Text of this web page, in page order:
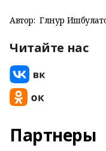
Автор: Гөлнур
Читайте нас
Партнеры